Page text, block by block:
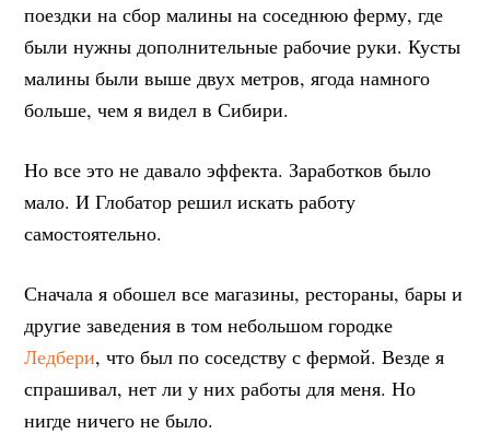
поездки на сбор малины на соседнюю ферму, где
были нужны дополнительные рабочие руки. Кусты
малины были выше двух метров, ягода намного
больше, чем я видел в Сибири.
Но все это не давало эффекта. Заработков было
мало. И Глобатор решил искать работу
самостоятельно.
Сначала я обошел все магазины, рестораны, бары и
другие заведения в том небольшом городке
Ледбери, что был по соседству с фермой. Везде я
спрашивал, нет ли у них работы для меня. Но
нигде ничего не было.